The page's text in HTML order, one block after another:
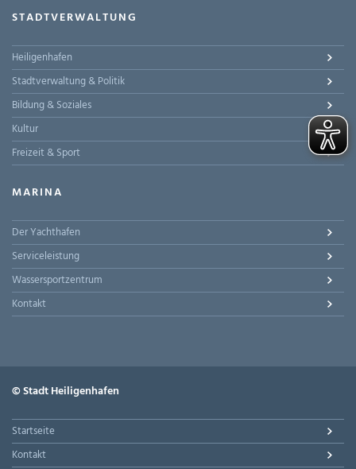
STADTVERWALTUNG
Heiligenhafen
Stadtverwaltung & Politik
Bildung & Soziales
Kultur
Freizeit & Sport
MARINA
Der Yachthafen
Serviceleistung
Wassersportzentrum
Kontakt
© Stadt Heiligenhafen
Startseite
Kontakt